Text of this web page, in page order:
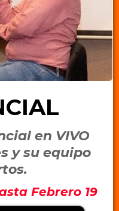
en VIVO
y su equipo
Febrero 19